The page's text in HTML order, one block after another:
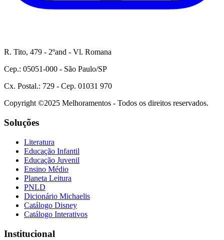
R. Tito, 479 - 2ºand - Vl. Romana
Cep.: 05051-000 - São Paulo/SP
Cx. Postal.: 729 - Cep. 01031 970
Copyright ©2025 Melhoramentos - Todos os direitos reservados.
Soluções
Literatura
Educação Infantil
Educação Juvenil
Ensino Médio
Planeta Leitura
PNLD
Dicionário Michaelis
Catálogo Disney
Catálogo Interativos
Institucional